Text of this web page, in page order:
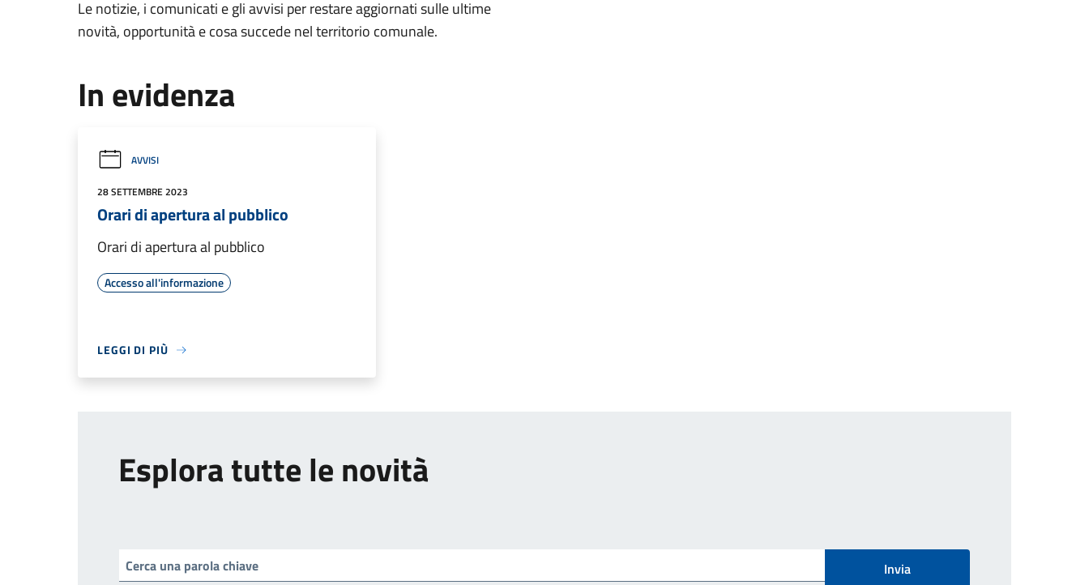
Le notizie, i comunicati e gli avvisi per restare aggiornati sulle ultime
novità, opportunità e cosa succede nel territorio comunale.
In evidenza
AVVISI
28 SETTEMBRE 2023
Orari di apertura al pubblico
Orari di apertura al pubblico
Accesso all'informazione
LEGGI DI PIÙ
Esplora tutte le novità
Invia